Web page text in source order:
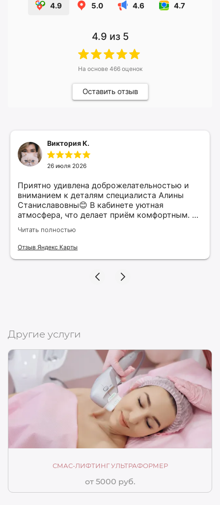
4.9 5.0 4.6 4.7
4.9 из 5
На основе 466оценок
Оставить отзыв
Виктория К.
26 июля 2026
Приятно удивлена доброжелательностью и
вниманием к деталям специалиста Алины
Станиславовны😊 В кабинете уютная
атмосфера, что делает приём комфортным. Я
рекомендую этого специалиста всем, кто
ищет качественные услуги в косметологии.
Верю, что нашла своего косметолога и буду
Читать полностью
Отзыв Яндекс Карты
Другие услуги
СМАС-ЛИФТИНГ УЛЬТРАФОРМЕР
от 5000 руб.